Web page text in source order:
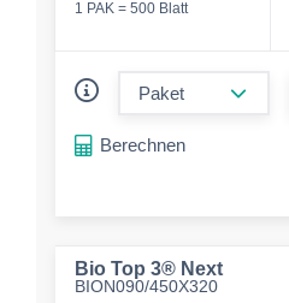
1 PAK = 500 Blatt
Berechnen
Bio Top 3® Next
BION090/450X320